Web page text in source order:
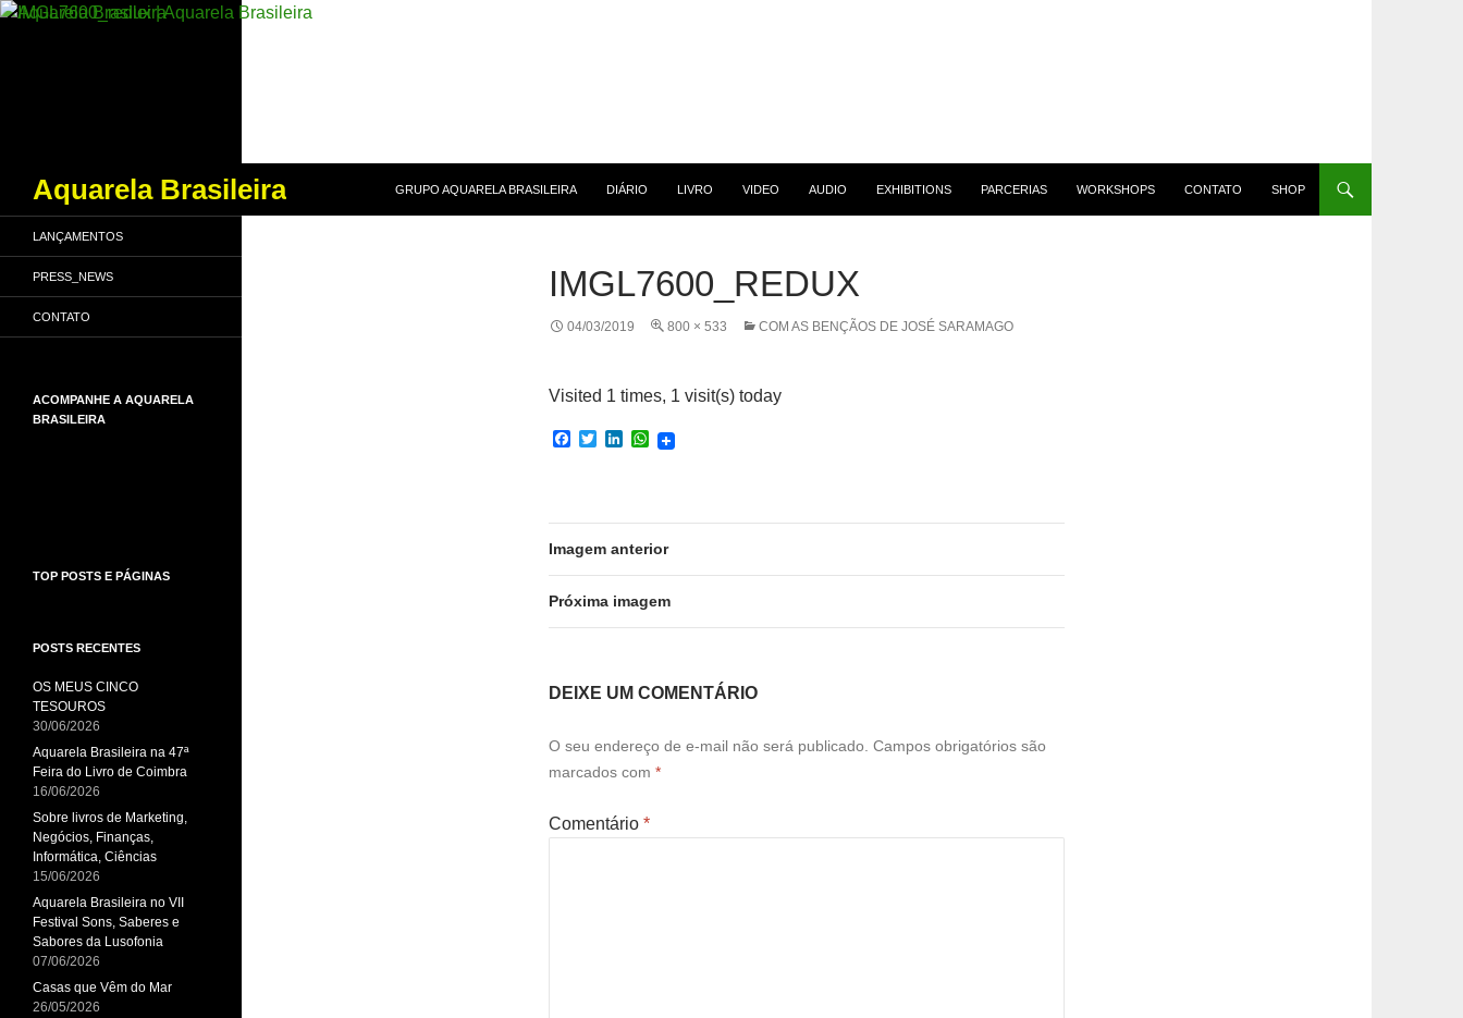
Aquarela Brasileira
GRUPO AQUARELA BRASILEIRA
DIÁRIO LIVRO VIDEO AUDIO EXHIBITIONS PARCERIAS WORKSHOPS CONTATO SHOP
IMGL7600_REDUX
04/03/2019 800 × 533 COM AS BENÇÃOS DE JOSÉ SARAMAGO
Visited 1 times, 1 visit(s) today
F
o
o
k
T
e
r
L
d
I
n
W
A
p
p
Imagem anterior
Próxima imagem
DEIXE UM COMENTÁRIO
O seu endereço de e-mail não será publicado. Campos obrigatórios são
marcados com *
Comentário *
LANÇAMENTOS
PRESS_NEWS
CONTATO
ACOMPANHE A AQUARELA
BRASILEIRA
TOP POSTS E PÁGINAS
POSTS RECENTES
OS MEUS CINCO
TESOUROS
30/06/2026
Aquarela Brasileira na 47ª
Feira do Livro de Coimbra
16/06/2026
Sobre livros de Marketing,
Negócios, Finanças,
Informática, Ciências
15/06/2026
Aquarela Brasileira no VII
Festival Sons, Saberes e
Sabores da Lusofonia
07/06/2026
Casas que Vêm do Mar
26/05/2026